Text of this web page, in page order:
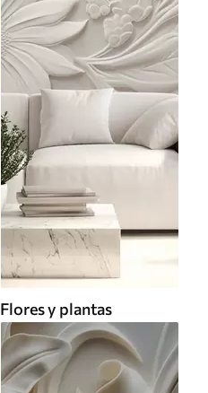
Flores y plantas